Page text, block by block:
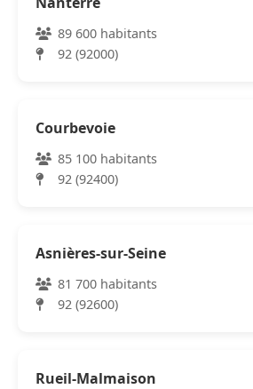
89 600 habitants
92 (92000)
Courbevoie
85 100 habitants
92 (92400)
Asnières-sur-Seine
81 700 habitants
92 (92600)
Rueil-Malmaison